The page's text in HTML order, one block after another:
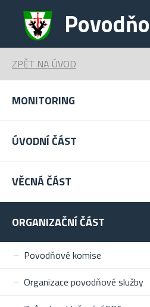
ZPĚT NA ÚVOD
MONITORING
ÚVODNÍ ČÁST
VĚCNÁ ČÁST
ORGANIZAČNÍ ČÁST
Povodňové komise
Organizace povodňové služby